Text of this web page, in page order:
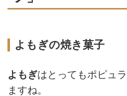
よもぎの焼き菓子
よもぎはとってもポピュ
ますね。